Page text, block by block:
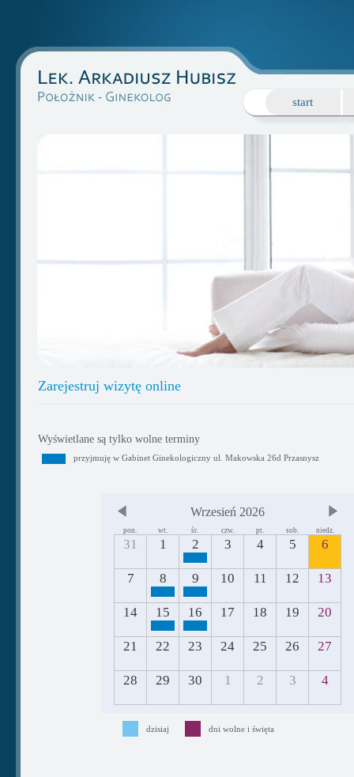
start
Zarejestruj wizytę online
Wyświetlane są tylko wolne terminy
przyjmuję w Gabinet Ginekologiczny ul. Makowska 26d Przasnysz
Wrzesień 2026
pon. wt. śr. czw. pt. sob. niedz.
31 1 2 3 4 5 6
7 8 9 10 11 12 13
14 15 16 17 18 19 20
21 22 23 24 25 26 27
28 29 30 1 2 3 4
dzisiaj dni wolne i święta